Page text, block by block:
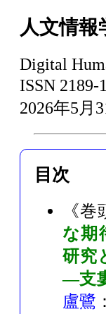
人文情報
Digital
ISSN 2189-
2026年5月
目次
《
な期
研究
―支
盧鷺 ：